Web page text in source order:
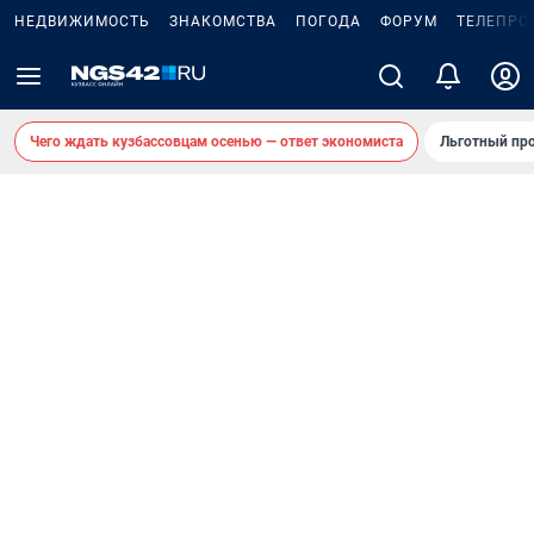
НЕДВИЖИМОСТЬ ЗНАКОМСТВА ПОГОДА ФОРУМ
Чего ждать кузбассовцам осенью — ответ экономиста Льготный